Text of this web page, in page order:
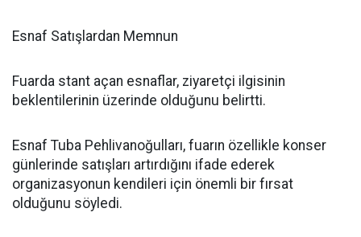
Esnaf Satışlardan Memnun
Fuarda stant açan esnaflar, ziyaretçi ilgisinin
beklentilerinin üzerinde olduğunu belirtti.
Esnaf Tuba Pehlivanoğulları, fuarın özellikle konser
günlerinde satışları artırdığını ifade ederek
organizasyonun kendileri için önemli bir fırsat
olduğunu söyledi.